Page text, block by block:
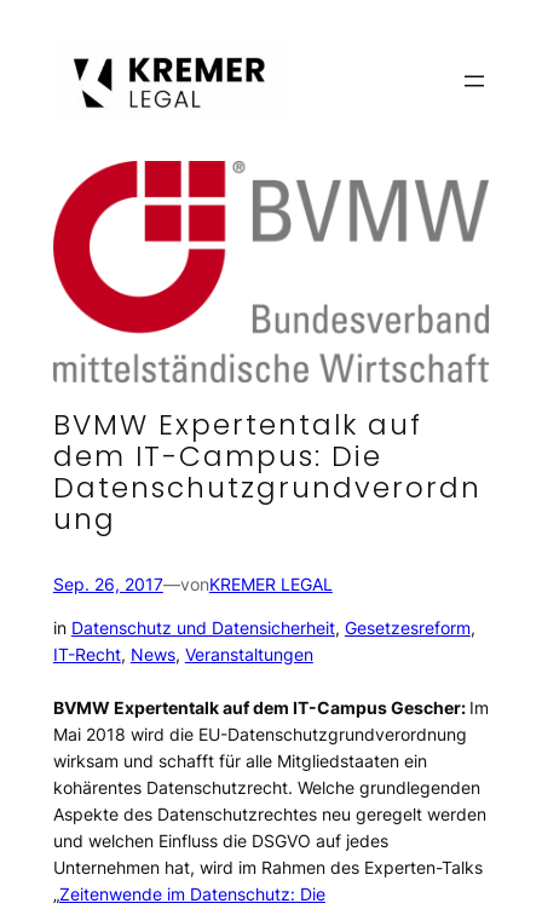
BVMW Expertentalk auf
dem IT-Campus: Die
Datenschutzgrundverordn
ung
Sep. 26, 2017—vonKREMER LEGAL
in Datenschutz und Datensicherheit, Gesetzesreform
IT-Recht, News, Veranstaltungen
BVMW Expertentalk auf dem IT-Campus Gescher: Im
Mai 2018 wird die EU-Datenschutzgrundverordnung
wirksam und schafft für alle Mitgliedstaaten ein
kohärentes Datenschutzrecht. Welche grundlegenden
Aspekte des Datenschutzrechtes neu geregelt werden
und welchen Einfluss die DSGVO auf jedes
Unternehmen hat, wird im Rahmen des Experten-Talks
„Zeitenwende im Datenschutz: Die